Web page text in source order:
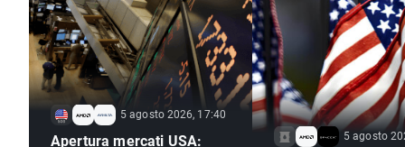
5 agosto 2026, 17:40
Apertura mercati USA:
5 agosto